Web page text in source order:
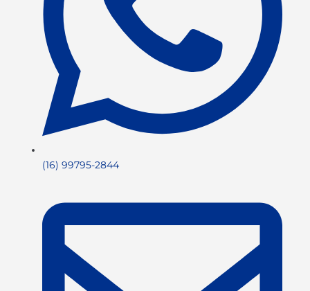
(16) 99795-2844